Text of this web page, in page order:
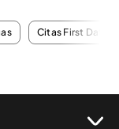
Citas First Dates